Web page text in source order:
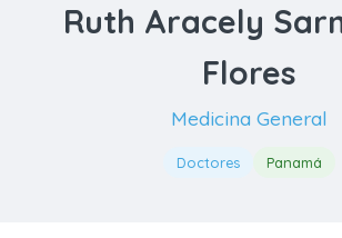
Ruth Aracely
Flores
Medicina General
Doctores Panamá